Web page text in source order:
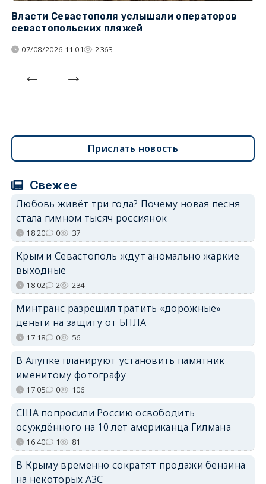
Власти Севастополя услышали операторов
севастопольских пляжей
07/08/2026 11:01 2363
Прислать новость
Свежее
Любовь живёт три года? Почему новая песня
стала гимном тысяч россиянок
18:20 0 37
Крым и Севастополь ждут аномально жаркие
выходные
18:02 2 234
Минтранс разрешил тратить «дорожные»
деньги на защиту от БПЛА
17:18 0 56
В Алупке планируют установить памятник
именитому фотографу
17:05 0 106
США попросили Россию освободить
осуждённого на 10 лет американца Гилмана
16:40 1 81
В Крыму временно сократят продажи бензина
на некоторых АЗС